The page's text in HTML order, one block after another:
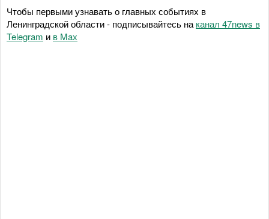
Чтобы первыми узнавать о главных событиях в
Ленинградской области - подписывайтесь на канал 47news в
Telegram и в Maх